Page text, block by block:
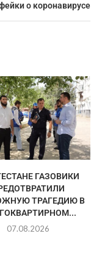
о коронавирусе
ГАЗОВИКИ
ТРАГЕДИЮ В
07.08.2026